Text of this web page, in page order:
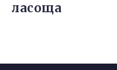
ласоща